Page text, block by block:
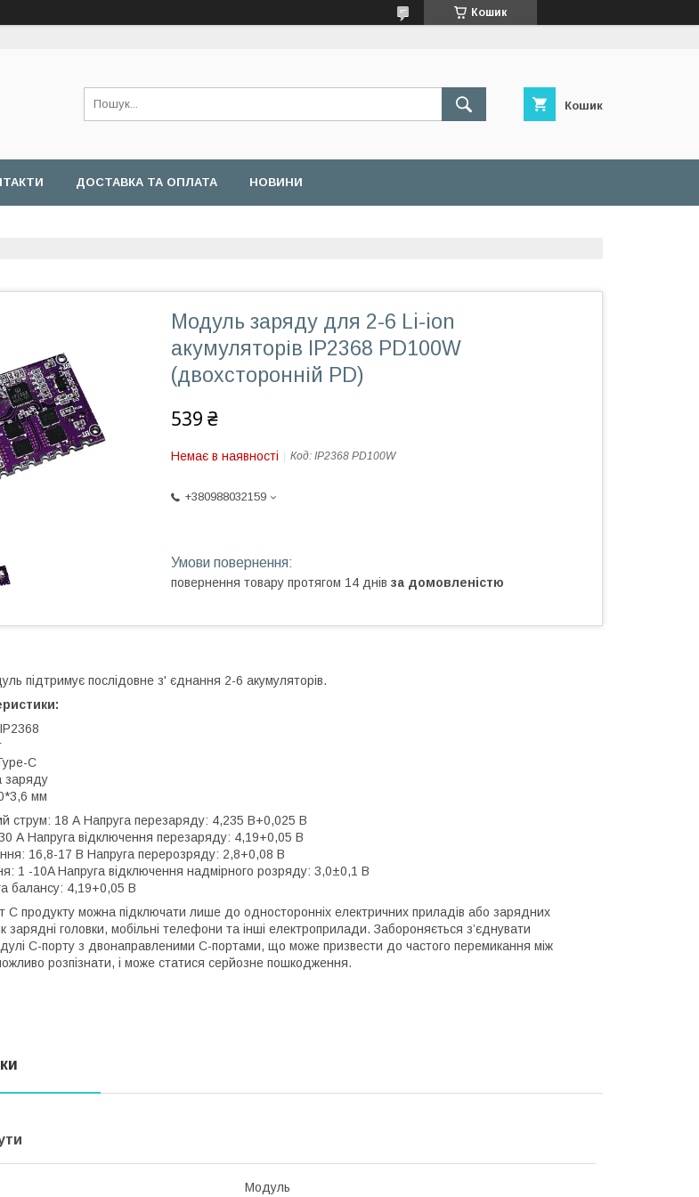
Кошик
Кошик
ДОСТАВКА ТА ОПЛАТА НОВИНИ
Модуль заряду для 2-6 Li-ion
акумуляторів IP2368 PD100W
(двохсторонній PD)
539 ₴
Немає в наявності Код: IP2368 PD100W
+380988032159
повернення товару протягом 14 днів за домовленістю
підтримує послідовне з' єднання 2-6 акумуляторів.
C
заряду
мм
струм: 18 А Напруга перезаряду: 4,235 В+0,025 В
А Напруга відключення перезаряду: 4,19+0,05 В
16,8-17 В Напруга перерозряду: 2,8+0,08 В
1 -10A Напруга відключення надмірного розряду: 3,0±0,1 В
балансу: 4,19+0,05 В
C продукту можна підключати лише до односторонніх електричних приладів або зарядних
зарядні головки, мобільні телефони та інші електроприлади. Забороняється з’єднувати
C-порту з двонаправленими C-портами, що може призвести до частого перемикання між
розпізнати, і може статися серйозне пошкодження.
Модуль